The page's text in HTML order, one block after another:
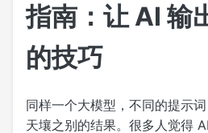
指南：让 AI 输
的技巧
同样一个大模型，不同的提示
天壤之别的结果。很多人觉得